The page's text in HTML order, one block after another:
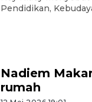
Pendidikan,
Nadiem
rumah
27 Juli